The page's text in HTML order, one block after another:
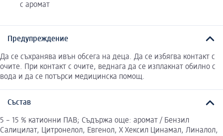
с аромат
Предупреждение
Да се съхранява ивън обсега на деца. Да се избягва контакт с
очите. При контакт с очите, веднага да се изплакнат обилно с
вода и да се потърси медицинска помощ.
Състав
5 – 15 % катионни ПАВ; Съдържа още: аромат / Бензил
Салицилат, Цитронелол, Евгенол, Х Хексил Цинамал, Линалол,